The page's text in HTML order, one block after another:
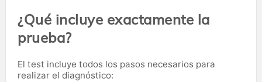
¿Qué incluye exactamente la
prueba?
El test incluye todos los pasos necesarios para
realizar el diagnóstico: